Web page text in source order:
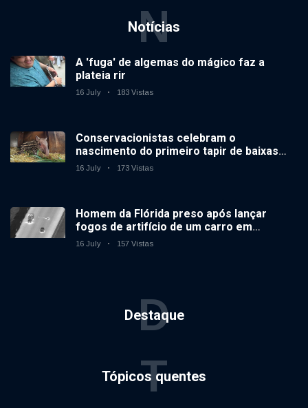
Notícias
N
A 'fuga' de algemas do mágico faz a
plateia rir
16 July 183 Vistas
Conservacionistas celebram o
nascimento do primeiro tapir de baixas
terras no zoológico do Reino Unido em 14
16 July 173 Vistas
Homem da Flórida preso após lançar
fogos de artifício de um carro em
movimento
16 July 157 Vistas
Destaque
D
Tópicos quentes
T